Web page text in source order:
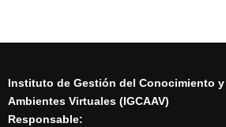
Instituto de Gestión del Conocimiento y
Ambientes Virtuales (IGCAAV)
Responsable: